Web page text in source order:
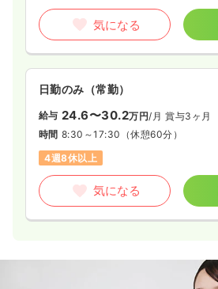
気になる
日勤のみ（常勤）
給与 24.6〜30.2万円/月 賞与3ヶ月
時間 8:30～17:30 （休憩60分）
4週8休以上
気になる